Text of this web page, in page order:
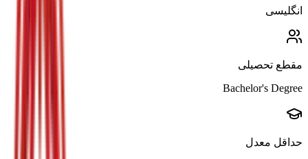
انگلیسی
مقطع تحصیلی
Bachelor's Degree
حداقل معدل